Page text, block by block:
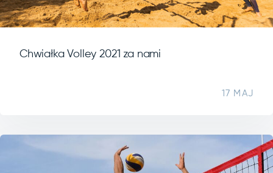
Chwiałka Volley 2021 za nami
17 MAJ